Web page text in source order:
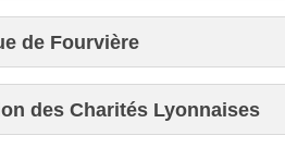
de Fourvière
des Charités Lyonnaises